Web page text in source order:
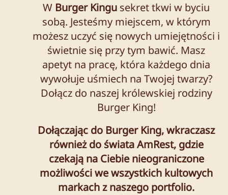
W Burger Kingu sekret tkwi w byciu
sobą. Jesteśmy miejscem, w którym
możesz uczyć się nowych umiejętności i
świetnie się przy tym bawić. Masz
apetyt na pracę, która każdego dnia
wywołuje uśmiech na Twojej twarzy?
Dołącz do naszej królewskiej rodziny
Burger King!
Dołączając do Burger King, wkraczasz
również do świata AmRest, gdzie
czekają na Ciebie nieograniczone
możliwości we wszystkich kultowych
markach z naszego portfolio.